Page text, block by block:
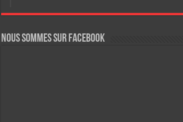
Nous sommes sur FaceBook